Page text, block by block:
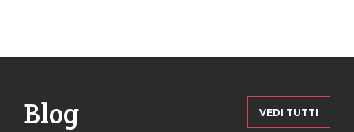
Blog VEDI TUTTI